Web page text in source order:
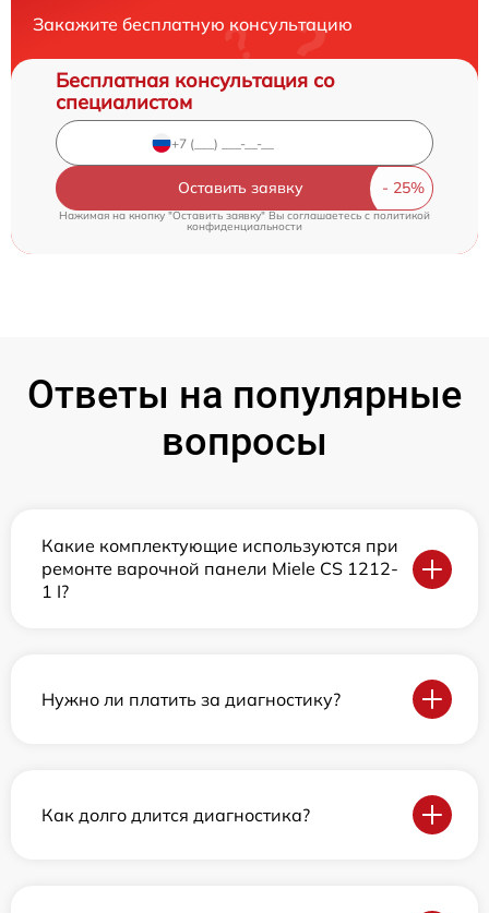
Закажите бесплатную консультацию
Бесплатная консультация со
специалистом
Оставить заявку
Нажимая на кнопку "Оставить заявку" Вы соглашаетесь cполитикой
конфиденциальности
Ответы на популярные
вопросы
Какие комплектующие используются при
ремонте варочной панели Miele CS 1212-
1 I?
Нужно ли платить за диагностику?
Как долго длится диагностика?